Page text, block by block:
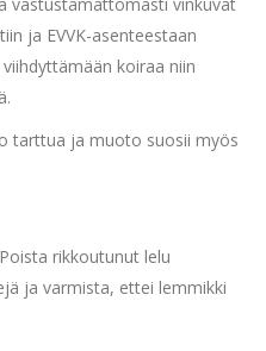
ja EVVK-asenteestaan
koiraa niin
tarttua ja muoto suosii myös
rikkoutunut lelu
ja varmista, ettei lemmikki